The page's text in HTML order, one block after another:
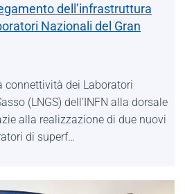
dell’infrastruttura
Nazionali del Gran
connettività dei Laboratori
(LNGS) dell’INFN alla dorsale
alla realizzazione di due nuovi
di superf…